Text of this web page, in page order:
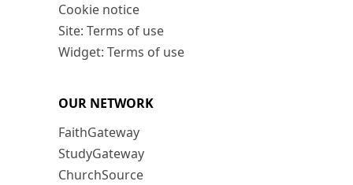
Cookie notice
Site: Terms of use
Widget: Terms of use
OUR NETWORK
FaithGateway
StudyGateway
ChurchSource